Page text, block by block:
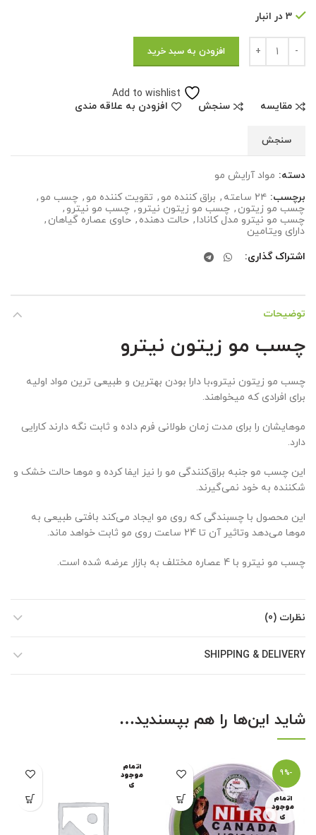
3 در انبار
افزودن به سبد خرید
Add to wishlist
مقایسه
سنجش افزودن به علاقه مندی
سنجش
دسته: مواد آرایش مو
برچسب: ۲۴ ساعته , براق کننده مو , تقویت کننده مو , چسب مو ,
چسب مو زیتون , چسب مو زیتون نیترو , چسب مو نیترو ,
چسب مو نیترو مدل کانادا, حالت دهنده , حاوی عصاره گیاهان ,
دارای ویتامین
اشتراک گذاری
توضیحات
چسب مو زیتون نیترو
چسب مو زیتون نیترو،با دارا بودن بهترین و طبیعی ترین مواد اولیه
برای افرادی که میخواهند.
موهایشان را برای مدت زمان طولانی فرم داده و ثابت نگه دارند کارایی
دارد.
این چسب مو جنبه براق‌کنندگی مو را نیز ایفا کرده و موها حالت‌ خشک‌ و
شکننده به خود نمی‌گیرند.
این محصول با چسبندگی که روی مو ایجاد می‌کند بافتی طبیعی به
موها می‌دهد وتاثیر آن تا 24 ساعت روی مو ثابت خواهد ماند.
چسب مو نیترو با 4 عصاره مختلف به بازار عرضه شده است.
نظرات (0)
SHIPPING & DELIVERY
شاید این‌ها را هم بپسندید…
-9%
اتمام
موجود
ی
اتمام
موجود
ی